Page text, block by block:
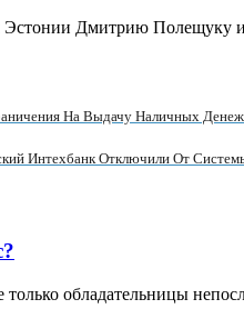
Дмитрию Полещуку и
На Выдачу Наличных
Интехбанк Отключили От
обладательницы